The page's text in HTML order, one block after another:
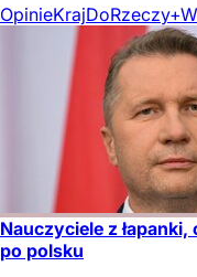
OpinieKrajDoRzeczy+
Nauczyciele z
po polsku